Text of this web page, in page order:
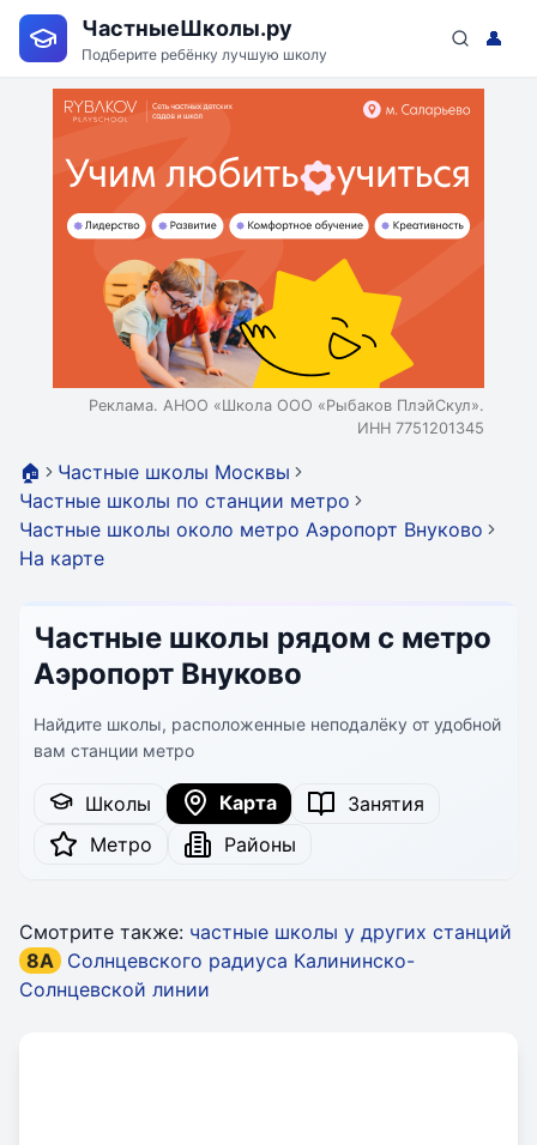
ЧастныеШколы.ру
Подберите ребёнку лучшую школу
👤
Реклама. АНОО «Школа ООО «Рыбаков ПлэйСкул».
ИНН 7751201345
🏠
Частные школы Москвы
Частные школы по станции метро
Частные школы около метро Аэропорт Внуково
На карте
Частные школы рядом с метро
Аэропорт Внуково
Найдите школы, расположенные неподалёку от удобной
вам станции метро
Школы Карта
Занятия
Метро
Районы
Смотрите также: частные школы у других станций
8A Солнцевского радиуса Калининско-
Солнцевской линии